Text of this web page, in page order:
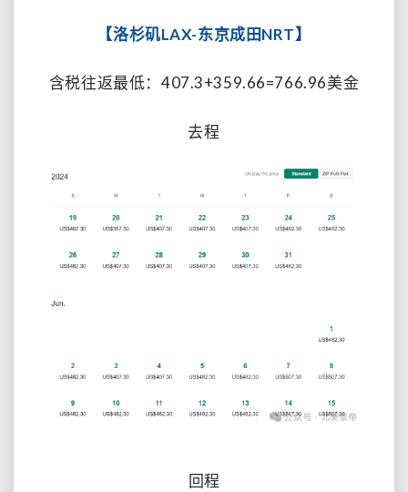
【洛杉矶LAX-东京成田NRT】
含税往返最低： 407.3+359.66=766.96美金
去程
回程